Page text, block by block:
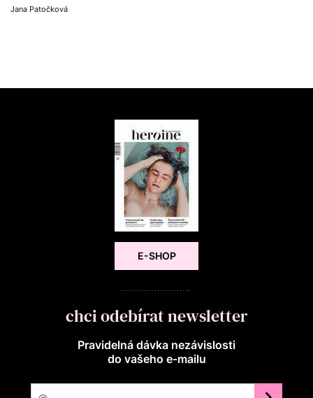
Jana Patočková
E-SHOP
chci odebírat newsletter
Pravidelná dávka nezávislosti
do vašeho e‑mailu